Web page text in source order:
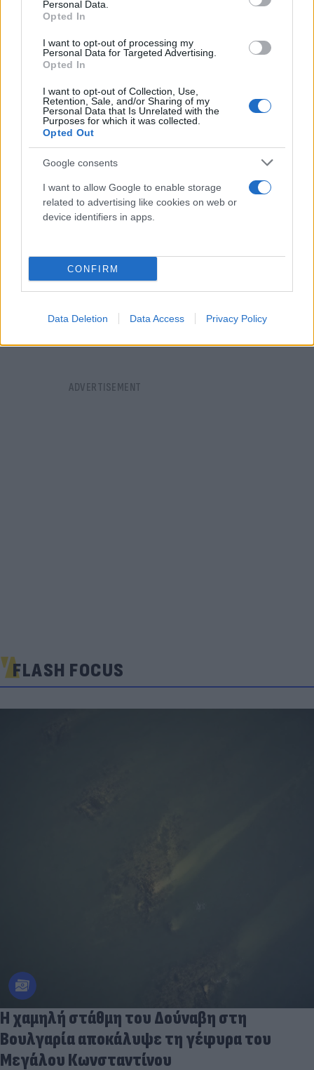
Personal Data.
Opted In
I want to opt-out of processing my
Personal Data for Targeted Advertising.
Opted In
I want to opt-out of Collection, Use,
Retention, Sale, and/or Sharing of my
Personal Data that Is Unrelated with the
Purposes for which it was collected.
Opted Out
Google consents
I want to allow Google to enable storage
related to advertising like cookies on web or
device identifiers in apps.
CONFIRM
Data Deletion Data Access Privacy Policy
Τρομερή στιγμή αλληλεγγύης: Λουόμενοι στήνουν
ανθρώπινη αλυσίδα για να βρουν 2χρονο που
χάθηκε
06.08.2026
FLASH FOCUS
Η χαμηλή στάθμη του Δούναβη στη
Βουλγαρία αποκάλυψε τη γέφυρα του
Μεγάλου Κωνσταντίνου